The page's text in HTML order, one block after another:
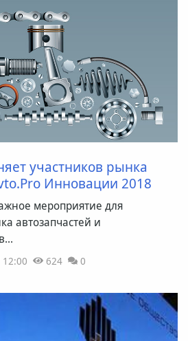
участников рынка
Инновации 2018
мероприятие для
автозапчастей и
12:00 624 0